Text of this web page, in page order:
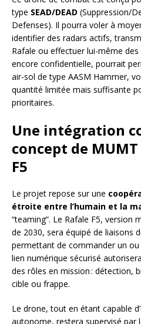
type SEAD/DEAD (Suppression/
Defenses). Il pourra voler à
identifier des radars actifs,
Rafale ou effectuer lui-même
encore confidentielle, pourrait
air-sol de type AASM Hammer,
quantité limitée mais suffisante
prioritaires.
Une intégration
concept de
F5
Le projet repose sur une
étroite entre l’humain et la
“teaming”. Le Rafale F5, version
de 2030, sera équipé de liaisons
permettant de commander un ou
lien numérique sécurisé
des rôles en mission : détection,
cible ou frappe.
Le drone, tout en étant capable
autonome, restera supervisé par